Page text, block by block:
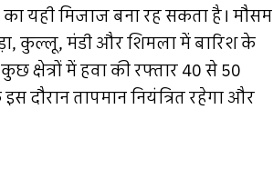
यही मिजाज बना रह सकता है। मौसम
कुल्लू, मंडी और शिमला में बारिश के
में हवा की रफ्तार 40 से 50
दौरान तापमान नियंत्रित रहेगा और